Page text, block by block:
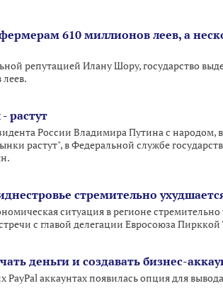
610 миллионов леев, а
репутацией Илану Шору, государство
растут
России Владимира Путина с народом,
растут", в Федеральной службе
стремительно
ситуация в регионе
с главой делегации Евросоюза
деньги и создавать бизнес-
аккаунтах появилась опция для